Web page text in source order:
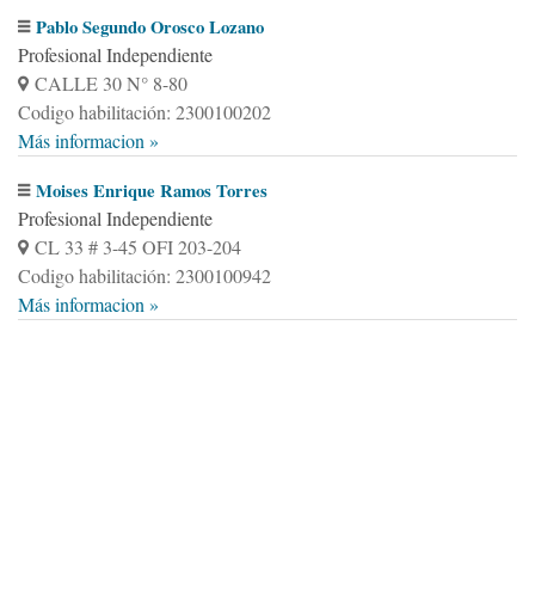
Pablo Segundo Orosco Lozano
Profesional Independiente
CALLE 30 N° 8-80
Codigo habilitación: 2300100202
Más informacion »
Moises Enrique Ramos Torres
Profesional Independiente
CL 33 # 3-45 OFI 203-204
Codigo habilitación: 2300100942
Más informacion »